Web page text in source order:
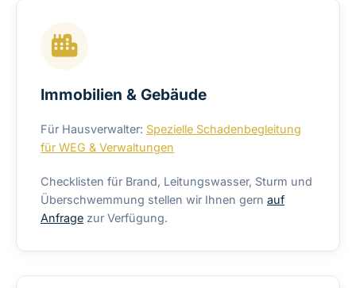
Immobilien & Gebäude
Für Hausverwalter: Spezielle Schadenbegleitung
für WEG & Verwaltungen
Checklisten für Brand, Leitungswasser, Sturm und
Überschwemmung stellen wir Ihnen gern auf
Anfrage zur Verfügung.